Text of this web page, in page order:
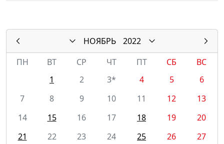
НОЯБРЬ
2022
ПН
ВТ СР ЧТ ПТ СБ
ВС
1
2 3* 4 5
6
7
8 9 10 11 12
13
14
15 16 17 18 19
20
21
22 23 24 25 26
27